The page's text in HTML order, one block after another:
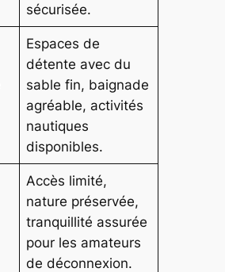
sécurisée.
Espaces de
détente avec du
sable fin, baignade
agréable, activités
nautiques
disponibles.
Accès limité,
nature préservée,
tranquillité assurée
pour les amateurs
de déconnexion.